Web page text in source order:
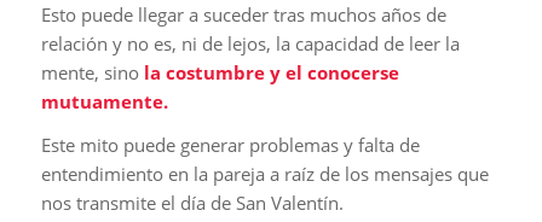
Esto puede llegar a suceder tras muchos años de
relación y no es, ni de lejos, la capacidad de leer la
mente, sino la costumbre y el conocerse
mutuamente.
Este mito puede generar problemas y falta de
entendimiento en la pareja a raíz de los mensajes que
nos transmite el día de San Valentín.